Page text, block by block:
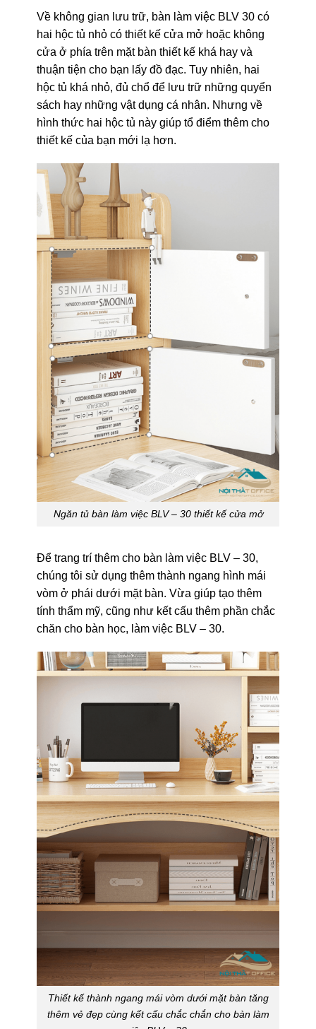
Về không gian lưu trữ, bàn làm việc BLV 30 có
hai hộc tủ nhỏ có thiết kế cửa mở hoặc không
cửa ở phía trên mặt bàn thiết kế khá hay và
thuận tiện cho bạn lấy đồ đạc. Tuy nhiên, hai
hộc tủ khá nhỏ, đủ chổ để lưu trữ những quyển
sách hay những vật dụng cá nhân. Nhưng về
hình thức hai hộc tủ này giúp tổ điểm thêm cho
thiết kế của bạn mới lạ hơn.
Ngăn tủ bàn làm việc BLV – 30 thiết kế cửa mở
Để trang trí thêm cho bàn làm việc BLV – 30,
chúng tôi sử dụng thêm thành ngang hình mái
vòm ở phái dưới mặt bàn. Vừa giúp tạo thêm
tính thẩm mỹ, cũng như kết cấu thêm phần chắc
chăn cho bàn học, làm việc BLV – 30.
Thiết kế thành ngang mái vòm dưới mặt bàn tăng
thêm vẻ đẹp cùng kết cấu chắc chắn cho bàn làm